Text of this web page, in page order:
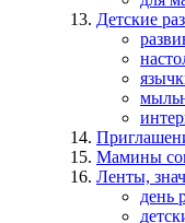
Детские
Мамины
Ленты,
день